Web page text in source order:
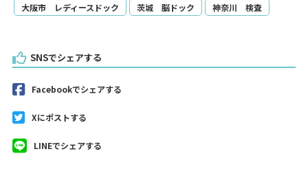
大阪市 レディースドック 茨城 脳ドック 神奈川 検査
SNSでシェアする
Facebookでシェアする
Xにポストする
LINEでシェアする